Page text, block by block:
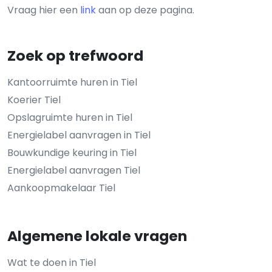
Vraag hier een linkaan op deze pagina.
Zoek op trefwoord
Kantoorruimte huren in Tiel
Koerier Tiel
Opslagruimte huren in Tiel
Energielabel aanvragen in Tiel
Bouwkundige keuring in Tiel
Energielabel aanvragen Tiel
Aankoopmakelaar Tiel
Algemene lokale vragen
Wat te doen in Tiel